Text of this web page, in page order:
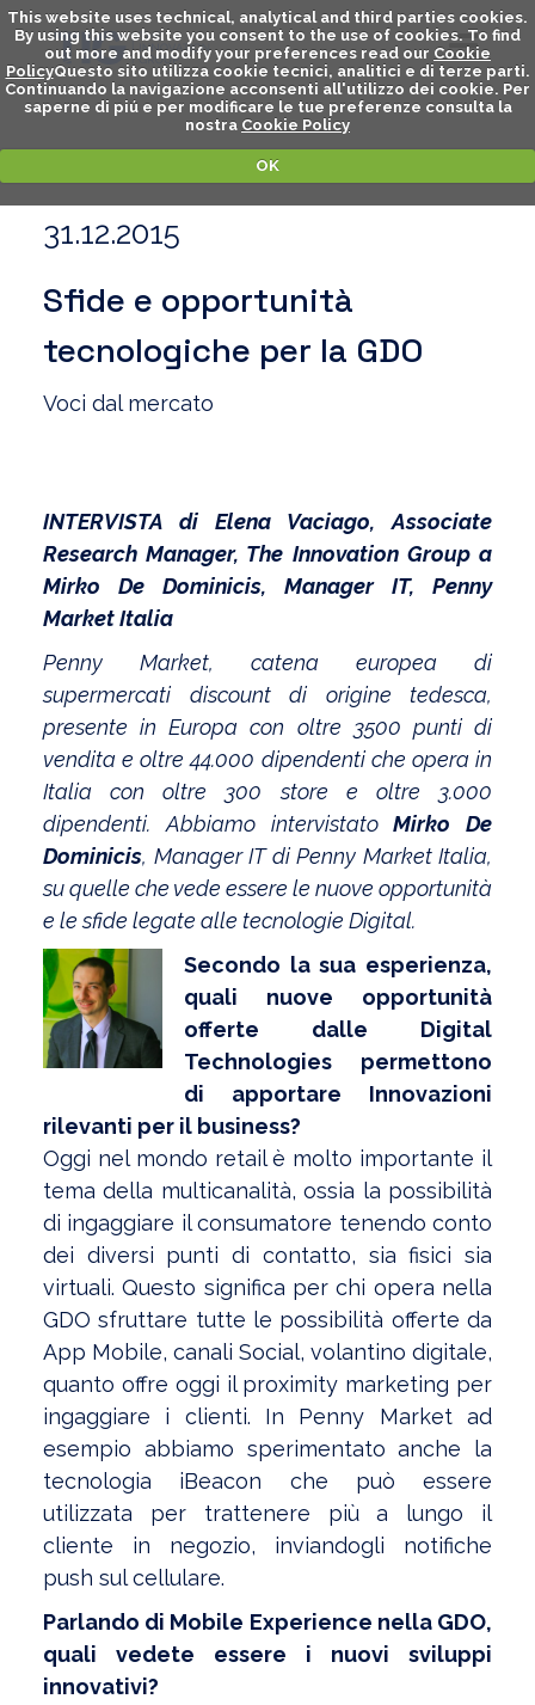
This website uses technical, analytical and third parties cookies.
By using this website you consent to the use of cookies. To find
out more and modify your preferences read our Cookie
PolicyQuesto sito utilizza cookie tecnici, analitici e di terze parti.
Continuando la navigazione acconsenti all'utilizzo dei cookie. Per
saperne di piú e per modificare le tue preferenze consulta la
nostra Cookie Policy
OK
31.12.2015
Sfide e opportunità
tecnologiche per la GDO
Voci dal mercato
INTERVISTA di Elena Vaciago, Associate
Research Manager, The Innovation Group a
Mirko De Dominicis, Manager IT, Penny
Market Italia
Penny Market, catena europea di
supermercati discount di origine tedesca,
presente in Europa con oltre 3500 punti di
vendita e oltre 44.000 dipendenti che opera in
Italia con oltre 300 store e oltre 3.000
dipendenti. Abbiamo intervistatoMirko De
Dominicis, Manager IT di Penny Market Italia,
su quelle che vede essere le nuove opportunità
e le sfide legate alle tecnologie Digital.
Secondo la sua esperienza,
quali nuove opportunità
offerte dalle Digital
Technologies permettono
di apportare Innovazioni
rilevanti per il business?
Oggi nel mondo retail è molto importante il
tema della multicanalità, ossia la possibilità
di ingaggiare il consumatore tenendo conto
dei diversi punti di contatto, sia fisici sia
virtuali. Questo significa per chi opera nella
GDO sfruttare tutte le possibilità offerte da
App Mobile, canali Social, volantino digitale,
quanto offre oggi il proximity marketing per
ingaggiare i clienti. In Penny Market ad
esempio abbiamo sperimentato anche la
tecnologia iBeacon che può essere
utilizzata per trattenere più a lungo il
cliente in negozio, inviandogli notifiche
push sul cellulare.
Parlando di Mobile Experience nella GDO,
quali vedete essere i nuovi sviluppi
innovativi?